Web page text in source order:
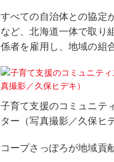
すべての自治体との協定
など、北海道一体で取り
係者を雇用し、地域の組
子育て支援のコミュニテ
ター（写真撮影／久保ヒ
コープさっぽろが地域貢